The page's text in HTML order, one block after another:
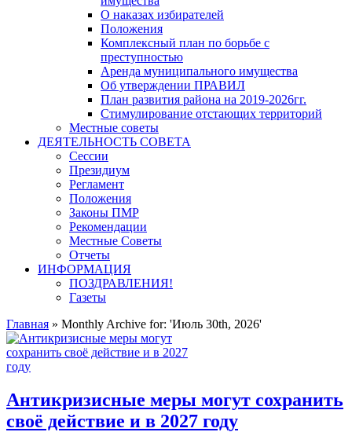
О наказах избирателей
Положения
Комплексный план по борьбе с
преступностью
Аренда муниципального имущества
Об утверждении ПРАВИЛ
План развития района на 2019-2026гг.
Стимулирование отстающих территорий
Местные советы
ДЕЯТЕЛЬНОСТЬ СОВЕТА
Сессии
Президиум
Регламент
Положения
Законы ПМР
Рекомендации
Местные Советы
Отчеты
ИНФОРМАЦИЯ
ПОЗДРАВЛЕНИЯ!
Газеты
Главная » Monthly Archive for: 'Июль 30th, 2026'
Антикризисные меры могут сохранить
своё действие и в 2027 году